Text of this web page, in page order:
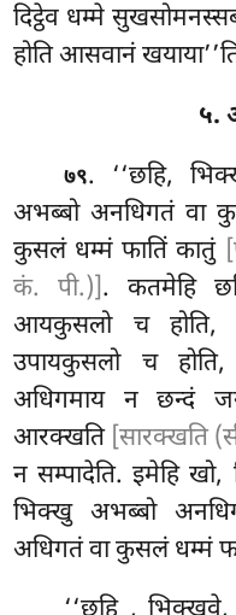
दिट्ठेव धम्मे
होति आसवानं
५.
७९. ‘‘छहि,
अभब्बो अनधिगतं वा
कुसलं धम्मं फातिं कातुं
कं. पी.)] . कतमेहि
आयकुसलो च होति,
उपायकुसलो च
अधिगमाय न छन्दं
आरक्खति [सारक्खति
न सम्पादेति. इमेहि खो,
भिक्खु अभब्बो
अधिगतं वा कुसलं धम्मं